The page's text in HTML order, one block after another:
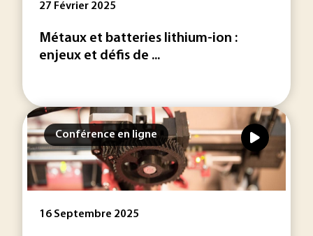
27 Février 2025
Métaux et batteries lithium-ion :
enjeux et défis de ...
Conférence en ligne
16 Septembre 2025